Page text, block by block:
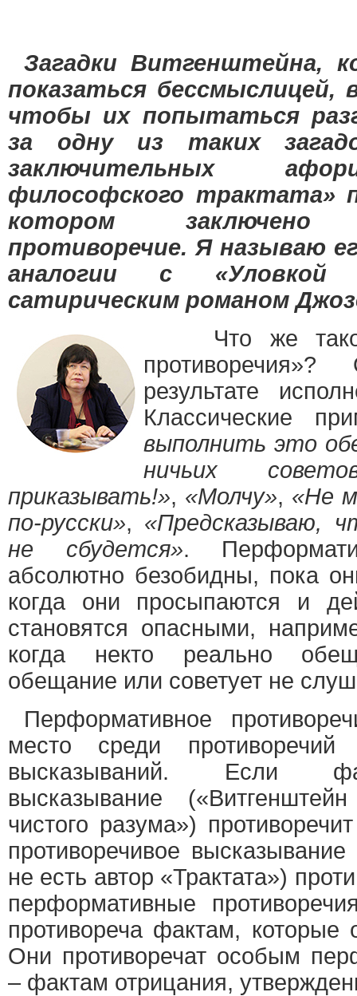
Загадки Витгенштейна,
показаться бессмыслицей,
чтобы их попытаться
за одну из таких
заключительных
философского трактата»
котором заключено
противоречие. Я называю
аналогии с «Уловкой
сатирическим романом
Что же такое
результате
Классические
выполнить это
ничьих
приказывать!», «Молчу», «Не
по-русски», «Предсказываю,
не сбудется».
абсолютно безобидны, пока
когда они просыпаются и
становятся опасными,
когда некто реально
обещание или советует не
Перформативное
место среди
высказываний. Если
высказывание
чистого разума»)
противоречивое
не есть автор «Трактата»)
перформативные
противореча фактам,
Они противоречат особым
– фактам отрицания,